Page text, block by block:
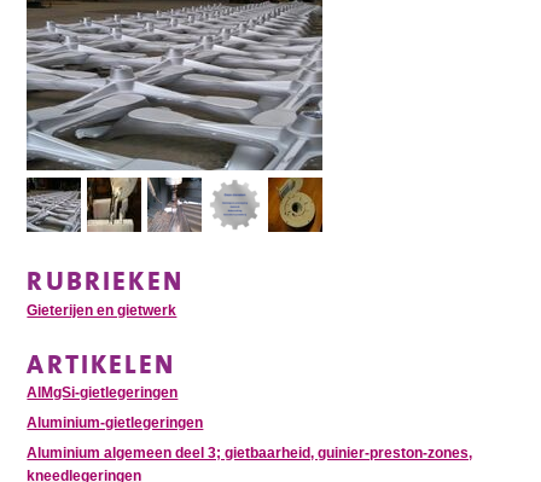
RUBRIEKEN
Gieterijen en gietwerk
ARTIKELEN
AlMgSi-gietlegeringen
Aluminium-gietlegeringen
Aluminium algemeen deel 3; gietbaarheid, guinier-preston-zones,
kneedlegeringen